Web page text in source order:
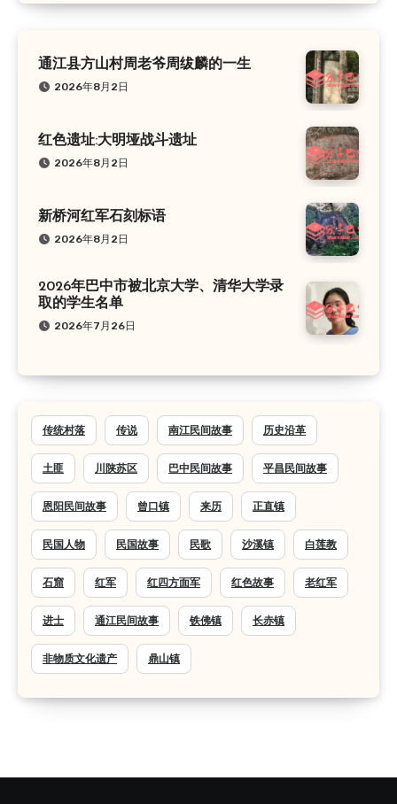
通江县方山村周老爷周绂麟的一生
2026年8月2日
红色遗址:大明垭战斗遗址
2026年8月2日
新桥河红军石刻标语
2026年8月2日
2026年巴中市被北京大学、清华大学录
取的学生名单
2026年7月26日
传统村落 传说 南江民间故事 历史沿革
土匪 川陕苏区 巴中民间故事 平昌民间故事
恩阳民间故事 曾口镇 来历 正直镇
民国人物 民国故事 民歌 沙溪镇 白莲教
石窟 红军 红四方面军 红色故事 老红军
进士 通江民间故事 铁佛镇 长赤镇
非物质文化遗产 鼎山镇